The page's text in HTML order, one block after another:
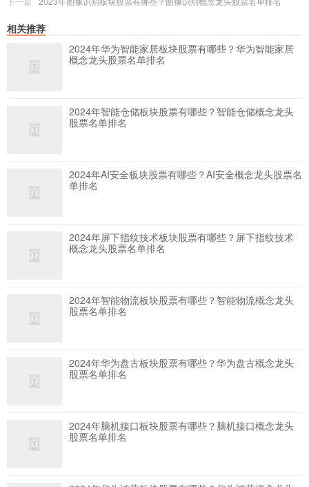
相关推荐
2024年华为智能家居板块股票有哪些？华为智能家居
概念龙头股票名单排名
2024年智能仓储板块股票有哪些？智能仓储概念龙头
股票名单排名
2024年AI安全板块股票有哪些？AI安全概念龙头股票名
单排名
2024年屏下指纹技术板块股票有哪些？屏下指纹技术
概念龙头股票名单排名
2024年智能物流板块股票有哪些？智能物流概念龙头
股票名单排名
2024年华为盘古板块股票有哪些？华为盘古概念龙头
股票名单排名
2024年脑机接口板块股票有哪些？脑机接口概念龙头
股票名单排名